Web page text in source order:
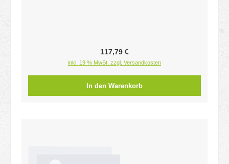
Regulärer Preis:
117,79 €
inkl. 19 % MwSt. zzgl. Versandkosten
In den Warenkorb